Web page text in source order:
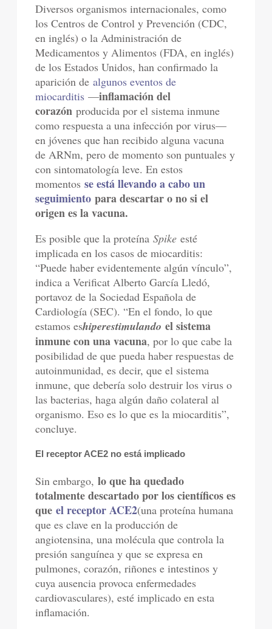
Diversos organismos internacionales, como
los Centros de Control y Prevención (CDC,
en inglés) o la Administración de
Medicamentos y Alimentos (FDA, en inglés)
de los Estados Unidos, han confirmado la
aparición dealgunos eventos de
miocarditis —inflamación del
corazónproducida por el sistema inmune
como respuesta a una infección por virus—
en jóvenes que han recibido alguna vacuna
de ARNm, pero de momento son puntuales y
con sintomatología leve. En estos
momentosse está llevando a cabo un
seguimiento para descartar o no si el
origen es la vacuna.
Es posible que la proteínaSpike esté
implicada en los casos de miocarditis:
“Puede haber evidentemente algún vínculo”,
indica a Verificat Alberto García Lledó,
portavoz de la Sociedad Española de
Cardiología (SEC). “En el fondo, lo que
estamos eshiperestimulandoel sistema
inmune con una vacuna, por lo que cabe la
posibilidad de que pueda haber respuestas de
autoinmunidad, es decir, que el sistema
inmune, que debería solo destruir los virus o
las bacterias, haga algún daño colateral al
organismo. Eso es lo que es la miocarditis”,
concluye.
El receptor ACE2 no está implicado
Sin embargo, lo que ha quedado
totalmente descartado por los científicos es
queel receptor ACE2(una proteína humana
que es clave en la producción de
angiotensina, una molécula que controla la
presión sanguínea y que se expresa en
pulmones, corazón, riñones e intestinos y
cuya ausencia provoca enfermedades
cardiovasculares), esté implicado en esta
inflamación.